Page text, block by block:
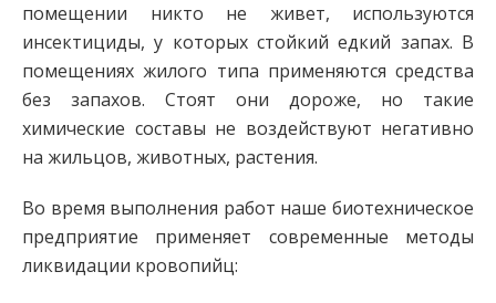
помещении никто не живет, используются
инсектициды, у которых стойкий едкий запах. В
помещениях жилого типа применяются средства
без запахов. Стоят они дороже, но такие
химические составы не воздействуют негативно
на жильцов, животных, растения.
Во время выполнения работ наше биотехническое
предприятие применяет современные методы
ликвидации кровопийц: